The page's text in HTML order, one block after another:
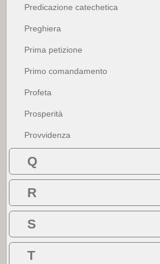
Predicazione catechetica
Preghiera
Prima petizione
Primo comandamento
Profeta
Prosperità
Provvidenza
Q
R
S
T